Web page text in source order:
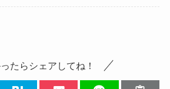
たらシェアしてね！